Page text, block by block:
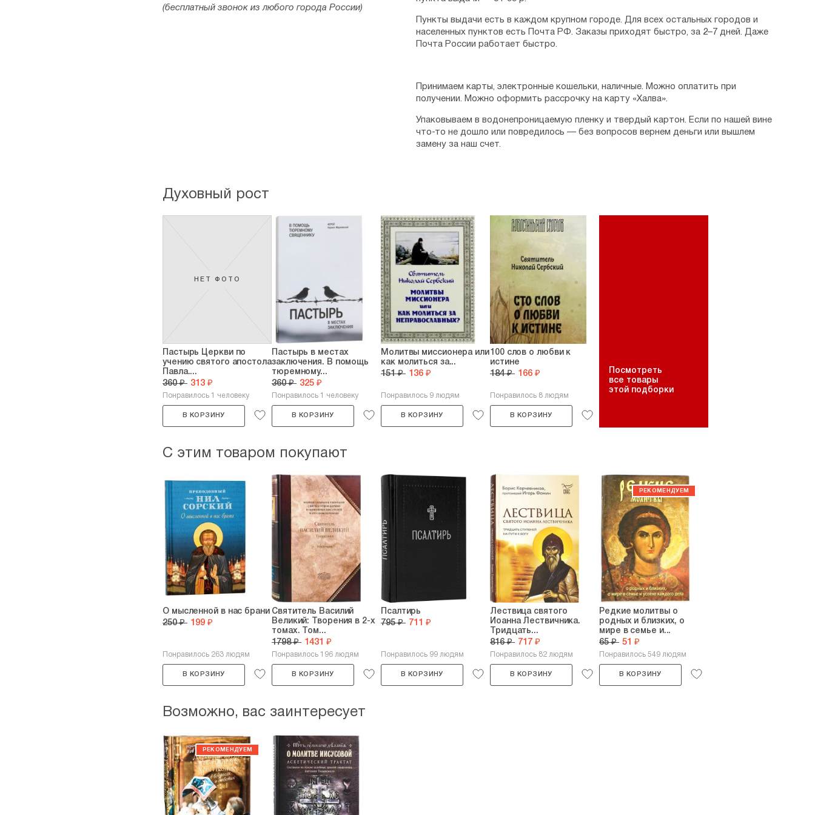
американскими войсками 8 мая 1945 года) владыка так и не смог вернуться
на Родину, которую любил горячо всем сердцем до самого последнего вздоха.
Последние годы жизни епископа Николая Велимировича прошли в Америке.
Преставился ко Господу он 18 марта 1956 года во время молитвы в русском
от Чикаго. Лишь в 1991 году святые мощи удалось перенести в Сербию,
в родное для святителя село Лелич.
См. также:Иустин (Попович), преподобный, Духовная жизнь,Лествица
(бесплатный звонок из любого города России)
Пункты выдачи есть в каждом крупном городе. Для всех остальных городов и
населенных пунктов есть Почта РФ. Заказы приходят быстро, за 2–7 дней. Даже
Почта России работает быстро.
Принимаем карты, электронные кошельки, наличные. Можно оплатить при
получении. Можно оформить рассрочку на карту «Халва».
Упаковываем в водонепроницаемую пленку и твердый картон. Если по нашей вине
что-то не дошло или повредилось — без вопросов вернем деньги или вышлем
замену за наш счет.
Духовный рост
НЕТ ФОТО
Пастырь Церкви по
учению святого апостола
Павла....
360 ₽ 313 ₽
Понравилось 1 человеку
В КОРЗИНУ
Пастырь в местах
заключения. В помощь
тюремному...
360 ₽ 325 ₽
Понравилось 1 человеку
В КОРЗИНУ
Молитвы миссионера или
как молиться за...
151 ₽ 136 ₽
Понравилось 9 людям
В КОРЗИНУ
100 слов о любви к
истине
184 ₽ 166 ₽
Понравилось 8 людям
В КОРЗИНУ
Посмотреть
все товары
этой подборки
С этим товаром покупают
О мысленной в нас брани
250 ₽ 199 ₽
Понравилось 263 людям
В КОРЗИНУ
Святитель Василий
Великий: Творения в 2-х
томах. Том...
1798 ₽ 1431 ₽
Понравилось 196 людям
В КОРЗИНУ
Псалтирь
795 ₽ 711 ₽
Понравилось 99 людям
В КОРЗИНУ
Лествица святого
Иоанна Лествичника.
Тридцать...
816 ₽ 717 ₽
Понравилось 82 людям
В КОРЗИНУ
Редкие молитвы о
родных и близких, о
мире в семье и...
65 ₽ 51 ₽
Понравилось 549 людям
В КОРЗИНУ
Возможно, вас заинтересует